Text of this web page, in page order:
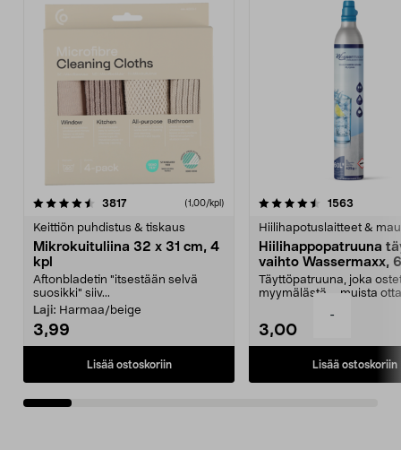
-
3817arvostelut (1,00/kpl)
Keittiön puhdistus & tiskaus
Mikrokuituliina 32 x 31 cm, 4
kpl
Aftonbladetin "itsestään selvä
suosikki" siiv...
Laji: Harmaa/beige
3,99
Lisää ostoskoriin
4.5viidestä
1563
Hiilihapotuslaitteet &
Hiilihappopatruuna
vaihto Wassermaxx,
Täyttöpatruuna, joka
myymälästä – muista
3,00
Lisää ostoskoriin
4.5viidestä